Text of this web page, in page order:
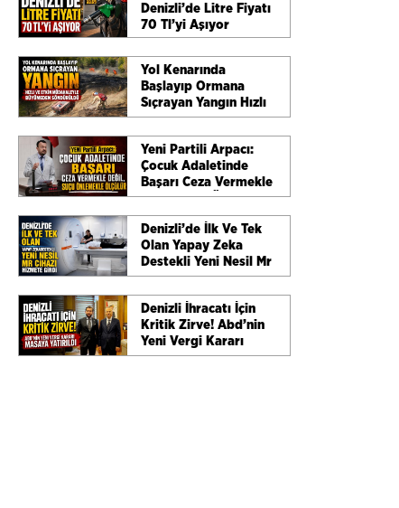
Denizli’de Litre Fiyatı
70 Tl’yi Aşıyor
Yol Kenarında
Başlayıp Ormana
Sıçrayan Yangın Hızlı
Ve Etkin Müdahaleyle
Büyümeden
Söndürüldü
Yeni Partili Arpacı:
Çocuk Adaletinde
Başarı Ceza Vermekle
Değil, Suçu Önlemekle
Ölçülür
Denizli’de İlk Ve Tek
Olan Yapay Zeka
Destekli Yeni Nesil Mr
Cihazı Hizmete Girdi
Denizli İhracatı İçin
Kritik Zirve! Abd’nin
Yeni Vergi Kararı
Masaya Yatırıldı